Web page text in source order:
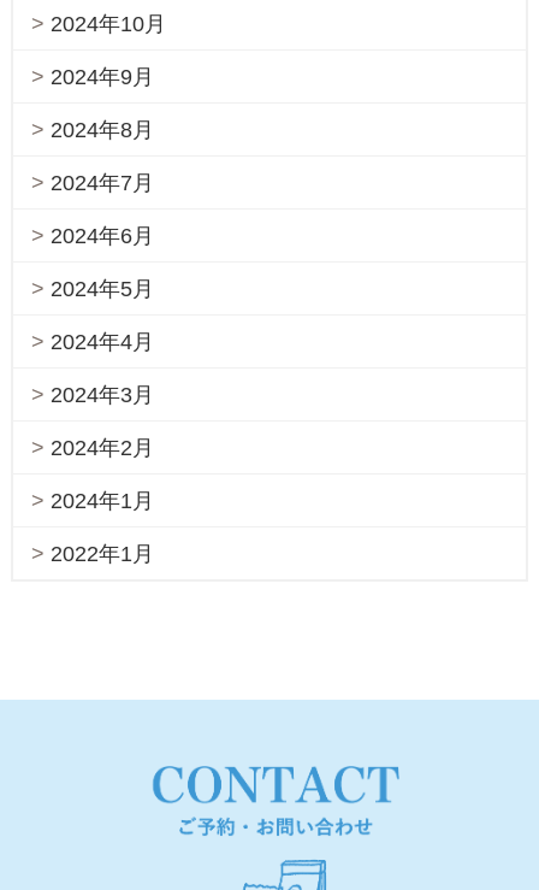
2024年10月
2024年9月
2024年8月
2024年7月
2024年6月
2024年5月
2024年4月
2024年3月
2024年2月
2024年1月
2022年1月